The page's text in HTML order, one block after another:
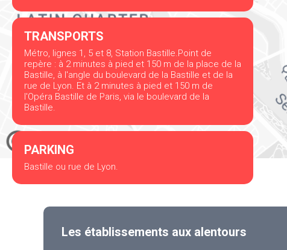
TRANSPORTS
Métro, lignes 1, 5 et 8, Station Bastille.Point de
repère : à 2 minutes à pied et 150 m de la place de la
Bastille, à l'angle du boulevard de la Bastille et de la
rue de Lyon. Et à 2 minutes à pied et 150 m de
l'Opéra Bastille de Paris, via le boulevard de la
Bastille.
PARKING
Bastille ou rue de Lyon.
Les établissements aux alentours